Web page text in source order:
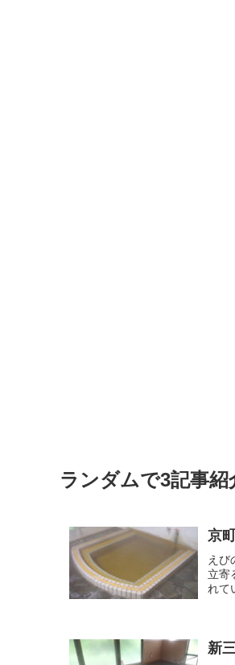
ランダムで3記事紹
京
えび
立寄
れて
新